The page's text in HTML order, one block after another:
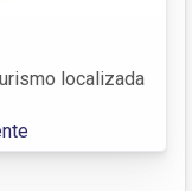
localizada